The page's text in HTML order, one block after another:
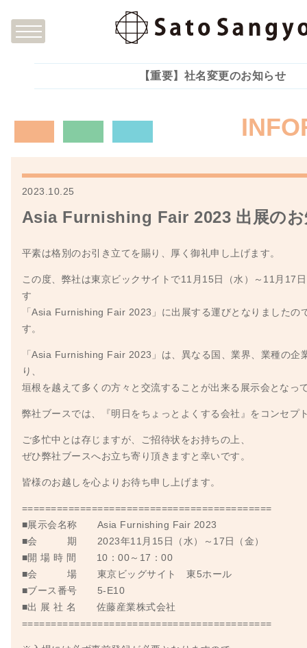
【重要】社名変更のお知らせ
2023.10.25
Asia Furnishing Fair 2023 出展のお
平素は格別のお引き立てを賜り、厚く御礼申し上げます。
この度、弊社は東京ビックサイトで11月15日（水）～11月17
す
「Asia Furnishing Fair 2023」に出展する運びとなりましたの
す。
「Asia Furnishing Fair 2023」は、異なる国、業界、業種の企
り、
垣根を越えて多くの方々と交流することが出来る展示会となっ
弊社ブースでは、『明日をちょっとよくする会社』をコンセプ
ご多忙中とは存じますが、ご招待状をお持ちの上、
ぜひ弊社ブースへお立ち寄り頂きますと幸いです。
皆様のお越しを心よりお待ち申し上げます。
===========================================
■展示会名称 Asia Furnishing Fair 2023
■会 期 2023年11月15日（水）～17日（金）
■開 場 時 間 10：00～17：00
■会 場 東京ビッグサイト 東5ホール
■ブース番号 5-E10
■出 展 社 名 佐藤産業株式会社
===========================================